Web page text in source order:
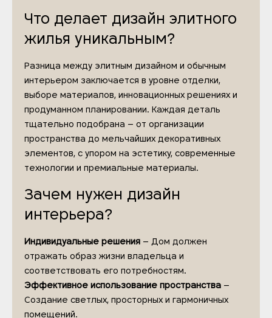
Что делает дизайн элитного
жилья уникальным?
Разница между элитным дизайном и обычным
интерьером заключается в уровне отделки,
выборе материалов, инновационных решениях и
продуманном планировании. Каждая деталь
тщательно подобрана – от организации
пространства до мельчайших декоративных
элементов, с упором на эстетику, современные
технологии и премиальные материалы.
Зачем нужен дизайн
интерьера?
Индивидуальные решения – Дом должен
отражать образ жизни владельца и
соответствовать его потребностям.
Эффективное использование пространства –
Создание светлых, просторных и гармоничных
помещений.